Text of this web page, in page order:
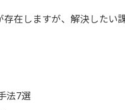
在しますが、解決したい
法7選